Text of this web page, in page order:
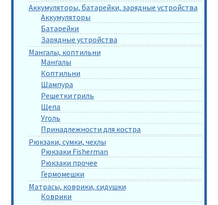
Аккумуляторы, батарейки, зарядные устройства
Аккумуляторы
Батарейки
Зарядные устройства
Мангалы, коптильни
Мангалы
Коптильни
Шампура
Решетки гриль
Щепа
Уголь
Принадлежности для костра
Рюкзаки, сумки, чехлы
Рюкзаки Fisherman
Рюкзаки прочее
Гермомешки
Матрасы, коврики, сидушки
Коврики